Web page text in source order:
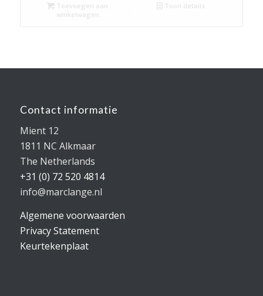
Toevoegen aan
winkelwagen
Toon details
Contact informatie
Mient 12
1811 NC Alkmaar
The Netherlands
+31 (0) 72 520 4814
info@marclange.nl
Algemene voorwaarden
Privacy Statement
Keurtekenplaat